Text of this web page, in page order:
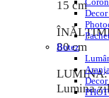
Botez
15 cm
80 cm
LUMINA:
Lumina